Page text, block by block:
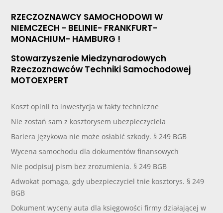
RZECZOZNAWCY SAMOCHODOWI W
NIEMCZECH - BELINIE- FRANKFURT-
MONACHIUM- HAMBURG !
Stowarzyszenie Miedzynarodowych
Rzeczoznawców Techniki Samochodowej
MOTOEXPERT
Koszt opinii to inwestycja w fakty techniczne
Nie zostań sam z kosztorysem ubezpieczyciela
Bariera językowa nie może osłabić szkody. § 249 BGB
Wycena samochodu dla dokumentów finansowych
Nie podpisuj pism bez zrozumienia. § 249 BGB
Adwokat pomaga, gdy ubezpieczyciel tnie kosztorys. § 249
BGB
Dokument wyceny auta dla księgowości firmy działającej w